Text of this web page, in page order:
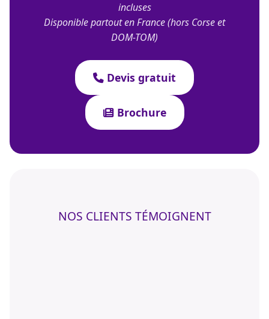
incluses
Disponible partout en France (hors Corse et
DOM-TOM)
Devis gratuit
Brochure
NOS CLIENTS TÉMOIGNENT